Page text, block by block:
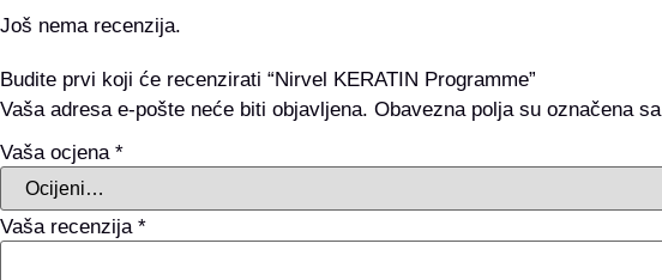
Još nema recenzija.
Budite prvi koji će recenzirati “Nirvel KERATIN Programme”
Vaša adresa e-pošte neće biti objavljena. Obavezna polja su označena sa
Vaša ocjena *
Vaša recenzija *